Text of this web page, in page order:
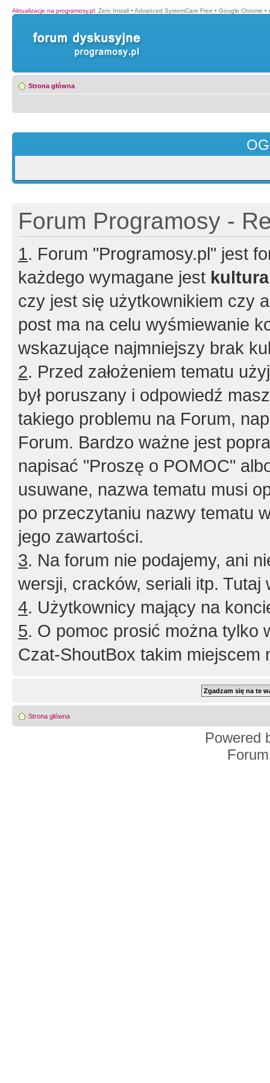
Aktualizacje na programosy.pl: Zero Install • Advanced SystemCare Free • Google Chrome •
Strona główna
Forum Programosy -
1. Forum "Programosy.pl" jest
każdego wymagane jest
czy jest się użytkownikiem czy
post ma na celu wyśmiewanie
wskazujące najmniejszy brak
2. Przed założeniem tematu
był poruszany i odpowiedź
takiego problemu na Forum,
Forum. Bardzo ważne jest
napisać "Proszę o POMOC"
usuwane, nazwa tematu musi
po przeczytaniu nazwy tematu
jego zawartości.
3. Na forum nie podajemy, ani
wersji, cracków, seriali itp. Tutaj
4. Użytkownicy mający na
5. O pomoc prosić można tylko
Czat-ShoutBox takim miejscem
Strona główna
Powered